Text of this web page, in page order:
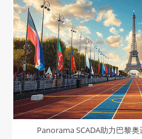
Panorama SCADA助力巴黎